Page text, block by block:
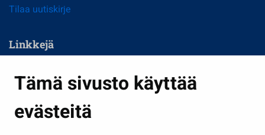
Tämä sivusto käyttää
evästeitä
Tilaa uutiskirje
Linkkejä
Kasvatus ja opetus
Kulttuuri ja liikunta